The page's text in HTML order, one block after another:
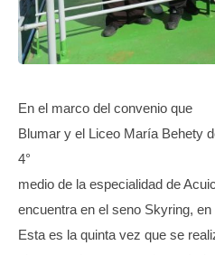
En el marco del convenio que
Blumar y el Liceo María Behety
4°
medio de la especialidad de
encuentra en el seno Skyring, en
Esta es la quinta vez que se